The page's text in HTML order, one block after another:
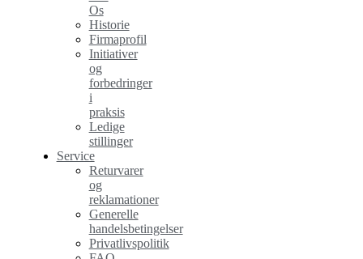
Os
Historie
Firmaprofil
Initiativer
og
forbedringer
i
praksis
Ledige
stillinger
Service
Returvarer
og
reklamationer
Generelle
handelsbetingelser
Privatlivspolitik